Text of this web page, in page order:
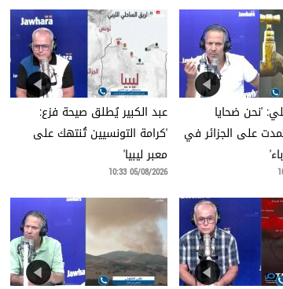
'نحن ضحايا
على الجزائر في
عبد الكبير يُطلق صيحة فزع:
'كرامة التونسيين تُنتهك على
معبر ليبيا'
05/08/2026 10:33